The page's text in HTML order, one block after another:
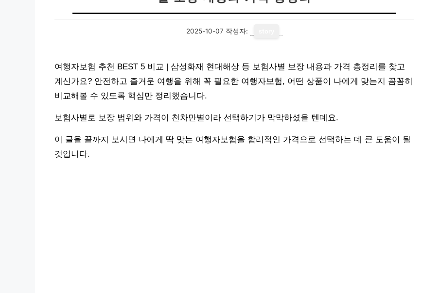
2025-10-07 작성자:
여행자보험 추천 BEST 5 비교 | 삼성화재 현대해상 등 보험사별 보장 내용과 가격 총정리를 찾고
계신가요? 안전하고 즐거운 여행을 위해 꼭 필요한 여행자보험, 어떤 상품이 나에게 맞는지 꼼꼼히
비교해볼 수 있도록 핵심만 정리했습니다.
보험사별로 보장 범위와 가격이 천차만별이라 선택하기가 막막하셨을 텐데요.
이 글을 끝까지 보시면 나에게 딱 맞는 여행자보험을 합리적인 가격으로 선택하는 데 큰 도움이 될
것입니다.